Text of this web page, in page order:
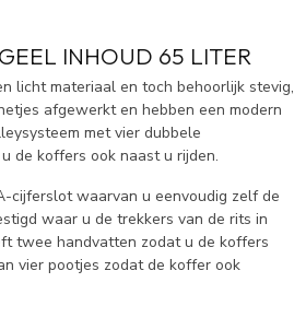
INHOUD 65 LITER
licht materiaal en toch behoorlijk stevig,
afgewerkt en hebben een modern
met vier dubbele
de koffers ook naast u rijden.
cijferslot waarvan u eenvoudig zelf de
waar u de trekkers van de rits in
twee handvatten zodat u de koffers
vier pootjes zodat de koffer ook